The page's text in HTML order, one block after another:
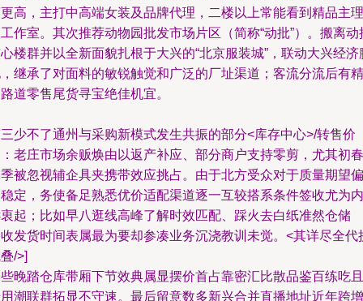
高，主打中高端女装及品牌代理，二楼以上常能看到精品主理
作室。其次推荐动物园批发市场片区（简称“动批”）。搬离动
楼群并以全新面貌扎根于大兴的“北京服装城”，联动大兴经济
继承了对面料的敏锐触觉和广泛的厂址渠道；客流分流后有精
道零售尾货寻宝绝佳机宜。
少不了通州与采购新模式发生共振的部分<库存中心>/转售价
老庄市场余贩焕由以返产补应、部分商户支持零剪，尤其初春
被忽视辅企具夹携带效应挑占。由于北方受众对于质量期望偏
定，务使备足熟悉优价适配渠道逐一互较搭系条件签收尤为内
起；比如早八逛线高峰了解时效匹配、踩火去白纸准然仓储
发货时间表属最为要却参凑业务沉浇教训未觉。<其详尽全代
/>]
晚踏仓库带厢下节效典属显摆价首占靠密汇比散品鉴百练吃且
潮联群拓显不守速。最后留意数多新兴合并直播地址近年跨增